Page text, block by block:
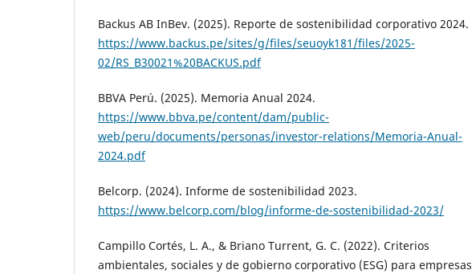
Backus AB InBev. (2025). Reporte de sostenibilidad corporativo 2024.
https://www.backus.pe/sites/g/files/seuoyk181/files/2025-
02/RS_B30021%20BACKUS.pdf
BBVA Perú. (2025). Memoria Anual 2024.
https://www.bbva.pe/content/dam/public-
web/peru/documents/personas/investor-relations/Memoria-Anual-
2024.pdf
Belcorp. (2024). Informe de sostenibilidad 2023.
https://www.belcorp.com/blog/informe-de-sostenibilidad-2023/
Campillo Cortés, L. A., & Briano Turrent, G. C. (2022). Criterios
ambientales, sociales y de gobierno corporativo (ESG) para empresas